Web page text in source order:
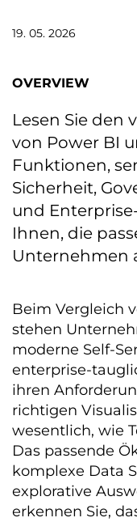
19. 05. 2026
OVERVIEW
Lesen Sie den
von Power BI
Funktionen,
Sicherheit,
und
Ihnen, die
Unternehmen
Beim Vergleich
stehen
moderne Self-
enterprise-
ihren
richtigen
wesentlich, wie
Das passende
komplexe Data
explorative
erkennen Sie,